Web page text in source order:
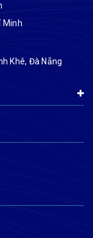
Minh
Khê, Đà Nẵng